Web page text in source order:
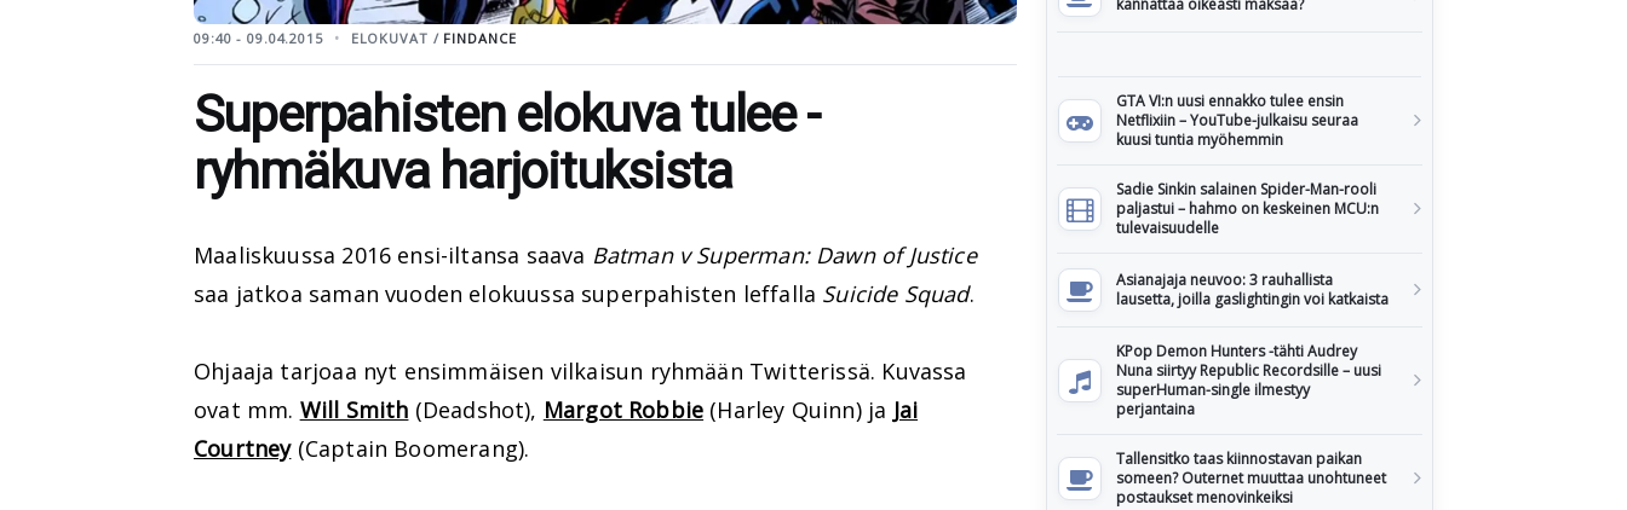
09:40 - 09.04.2015 ELOKUVAT / FINDANCE
Superpahisten elokuva tulee -
ryhmäkuva harjoituksista
Maaliskuussa 2016 ensi-iltansa saava Batman v Superman: Dawn of Justice
saa jatkoa saman vuoden elokuussa superpahisten leffalla Suicide Squad.
Ohjaaja tarjoaa nyt ensimmäisen vilkaisun ryhmään Twitterissä. Kuvassa
ovat mm. Will Smith (Deadshot), Margot Robbie (Harley Quinn) ja Jai
Courtney(Captain Boomerang).
kannattaa oikeasti maksaa?
GTA VI:n uusi ennakko tulee ensin
Netflixiin – YouTube-julkaisu seuraa
kuusi tuntia myöhemmin
Sadie Sinkin salainen Spider-Man-rooli
paljastui – hahmo on keskeinen MCU:n
tulevaisuudelle
Asianajaja neuvoo: 3 rauhallista
lausetta, joilla gaslightingin voi katkaista
KPop Demon Hunters -tähti Audrey
Nuna siirtyy Republic Recordsille – uusi
superHuman-single ilmestyy
perjantaina
Tallensitko taas kiinnostavan paikan
someen? Outernet muuttaa unohtuneet
postaukset menovinkeiksi